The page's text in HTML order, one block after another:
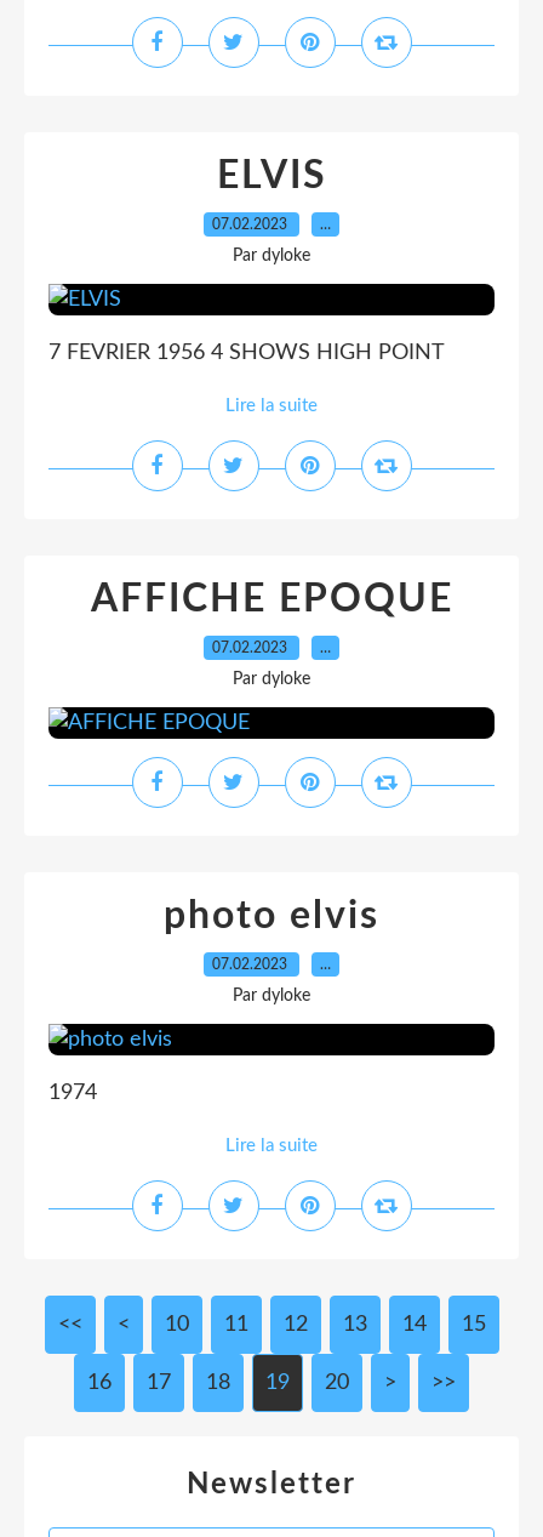
ELVIS
07.02.2023 …
Par dyloke
7 FEVRIER 1956 4 SHOWS HIGH POINT
Lire la suite
AFFICHE EPOQUE
07.02.2023 …
Par dyloke
photo elvis
07.02.2023 …
Par dyloke
1974
Lire la suite
<< < 10 11 12 13 14 15
16 17 18 19 20 > >>
Newsletter